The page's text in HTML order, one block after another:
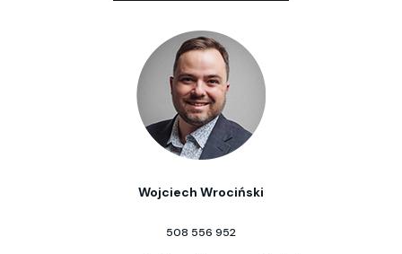
Wojciech Wrociński
508 556 952